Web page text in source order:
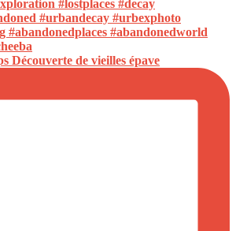
Découverte de vieilles épave